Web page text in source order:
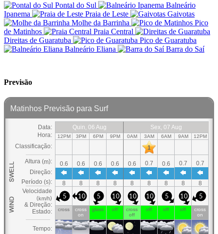
Pontal do Sul
Balneário
Ipanema
Praia de Leste
Gaivotas
Molhe da Barrinha
Pico
de Matinhos
Praia Central
Direitas de Guaratuba
Pico de Guaratuba
Balneário Eliana
Barra do Saí
Previsão